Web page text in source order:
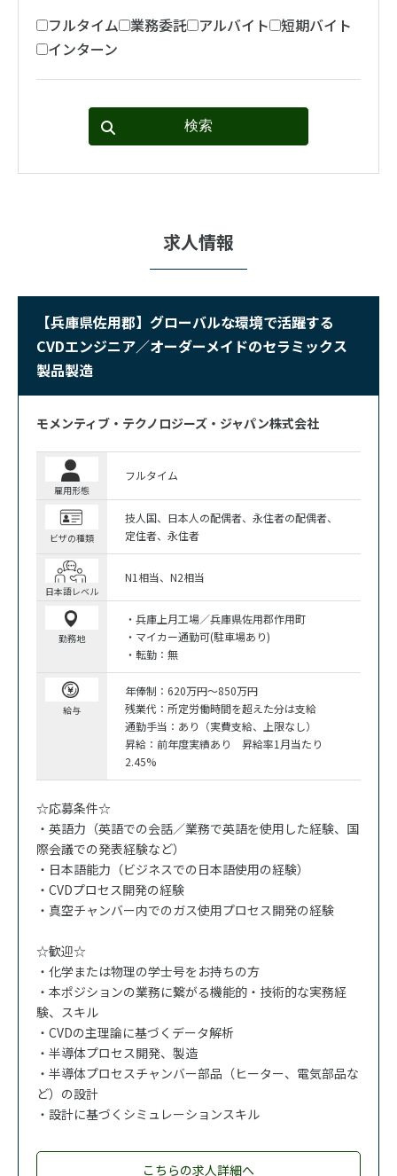
フルタイム 業務委託 アルバイト
短期バイト
インターン
求人情報
【兵庫県佐用郡】グローバルな環境で活躍する
CVDエンジニア／オーダーメイドのセラミックス
製品製造
モメンティブ・テクノロジーズ・ジャパン株式会社
雇用形態
フルタイム
ビザの種類
技人国 日本人の配偶者
永住者の配偶者
定住者
永住者
日本語レベル
N1相当 N2相当
勤務地
・兵庫上月工場／兵庫県佐用郡作用町
・マイカー通勤可(駐車場あり)
・転勤：無
給与
年俸制：620万円～850万円
残業代：所定労働時間を超えた分は支給
通勤手当：あり（実費支給、上限なし）
昇給：前年度実績あり 昇給率1月当たり
2.45%
☆応募条件☆
・英語力（英語での会話／業務で英語を使用した経験、国
際会議での発表経験など）
・日本語能力（ビジネスでの日本語使用の経験）
・CVDプロセス開発の経験
・真空チャンバー内でのガス使用プロセス開発の経験
☆歓迎☆
・化学または物理の学士号をお持ちの方
・本ポジションの業務に繋がる機能的・技術的な実務経
験、スキル
・CVDの主理論に基づくデータ解析
・半導体プロセス開発、製造
・半導体プロセスチャンバー部品（ヒーター、電気部品な
ど）の設計
・設計に基づくシミュレーションスキル
こちらの求人詳細へ